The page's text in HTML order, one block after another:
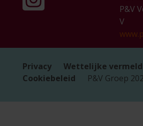
P&V
V
Privacy
Wettelijke
Cookiebeleid
P&V Groep